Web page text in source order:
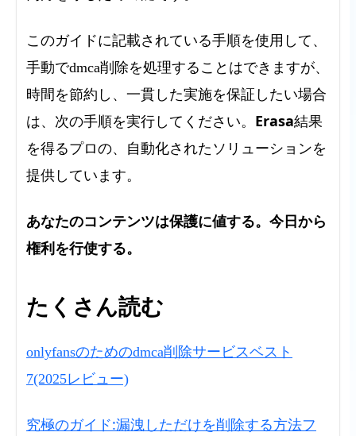
このガイドに記載されている手順を使用して、
手動でdmca削除を処理することはできますが、
時間を節約し、一貫した実施を保証したい場合
は、次の手順を実行してください。 Erasa結果
を得るプロの、自動化されたソリューションを
提供しています。
あなたのコンテンツは保護に値する。今日から
権利を行使する。
たくさん読む
onlyfansのためのdmca削除サービスベスト
7(2025レビュー)
究極のガイド:漏洩しただけを削除する方法フ